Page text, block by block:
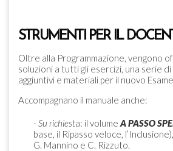
STRUMENTI PER IL
Oltre alla Programmazione, vengono
soluzioni a tutti gli esercizi, una serie
aggiuntivi e materiali per il nuovo
Accompagnano il manuale anche:
-Su richiesta: il volume A PASSO
base, il Ripasso veloce,
G. Mannino e C. Rizzuto.